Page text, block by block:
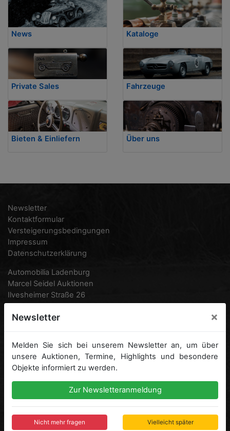
News Kataloge
Private Sales Fahrzeuge
Bieten & Einliefern Über uns
Newsletter
Kontaktformular
Versteigerungsbedingungen
Impressum
Datenschutzerklärung
Automobilia Ladenburg
Marcel Seidel Auktionen
Ilvesheimer Straße 26
68526 Ladenburg
Deutschland
0049 (0) 6203 938 16 12
Fax:
0049 (0) 6203 95 77 871
Email:
info@automobilia-ladenburg.de
Newsletter ×
Melden Sie sich bei unserem Newsletter an, um über
unsere Auktionen, Termine, Highlights und besondere
Objekte informiert zu werden.
Zur Newsletteranmeldung
Nicht mehr fragen Vielleicht später